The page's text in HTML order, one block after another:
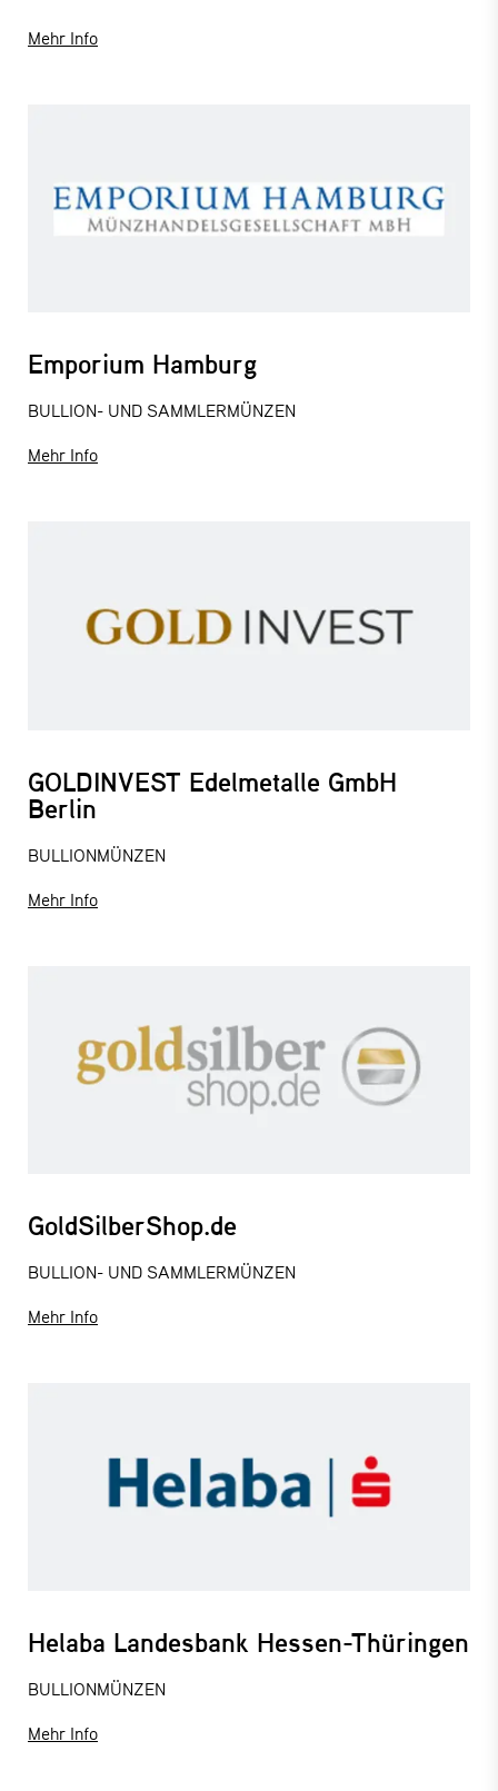
Mehr Info
Emporium Hamburg
BULLION- UND SAMMLERMÜNZEN
Mehr Info
GOLDINVEST Edelmetalle GmbH
Berlin
BULLIONMÜNZEN
Mehr Info
GoldSilberShop.de
BULLION- UND SAMMLERMÜNZEN
Mehr Info
Helaba Landesbank Hessen-Thüringen
BULLIONMÜNZEN
Mehr Info